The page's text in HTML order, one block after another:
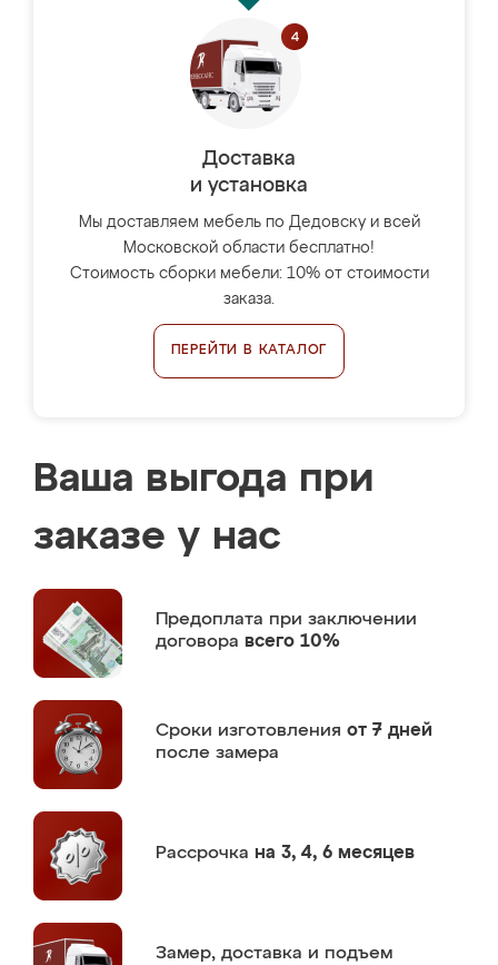
Доставка
и установка
Мы доставляем мебель по Дедовску и всей
Московской области бесплатно!
Стоимость сборки мебели: 10% от стоимости
заказа.
ПЕРЕЙТИ В КАТАЛОГ
Ваша выгода при
заказе у нас
Предоплата при заключении
договора всего 10%
Сроки изготовления от 7 дней
после замера
Рассрочка на 3, 4, 6 месяцев
Замер, доставка и подъем